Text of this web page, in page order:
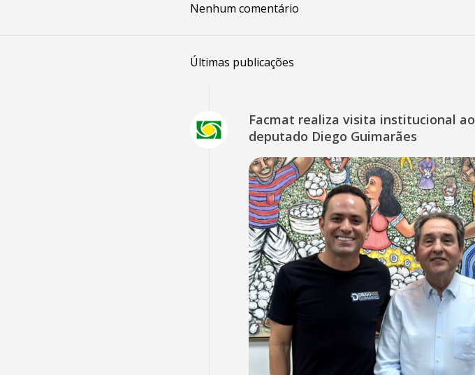
Nenhum comentário
Últimas publicações
Facmat realiza visita institucional ao
deputado Diego Guimarães